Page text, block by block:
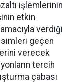
işlemlerinin
etkin
verdiği
geçen
verecek
tercih
çabası